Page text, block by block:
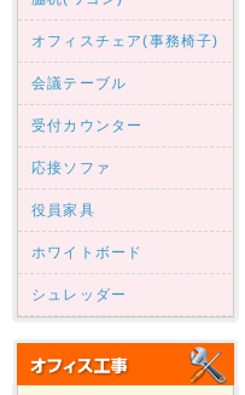
オフィスチェア(事務椅子)
会議テーブル
受付カウンター
応接ソファ
役員家具
ホワイトボード
シュレッダー